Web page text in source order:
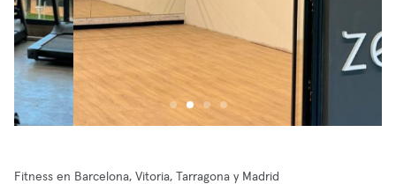
Fitness en Barcelona, Vitoria, Tarragona y Madrid